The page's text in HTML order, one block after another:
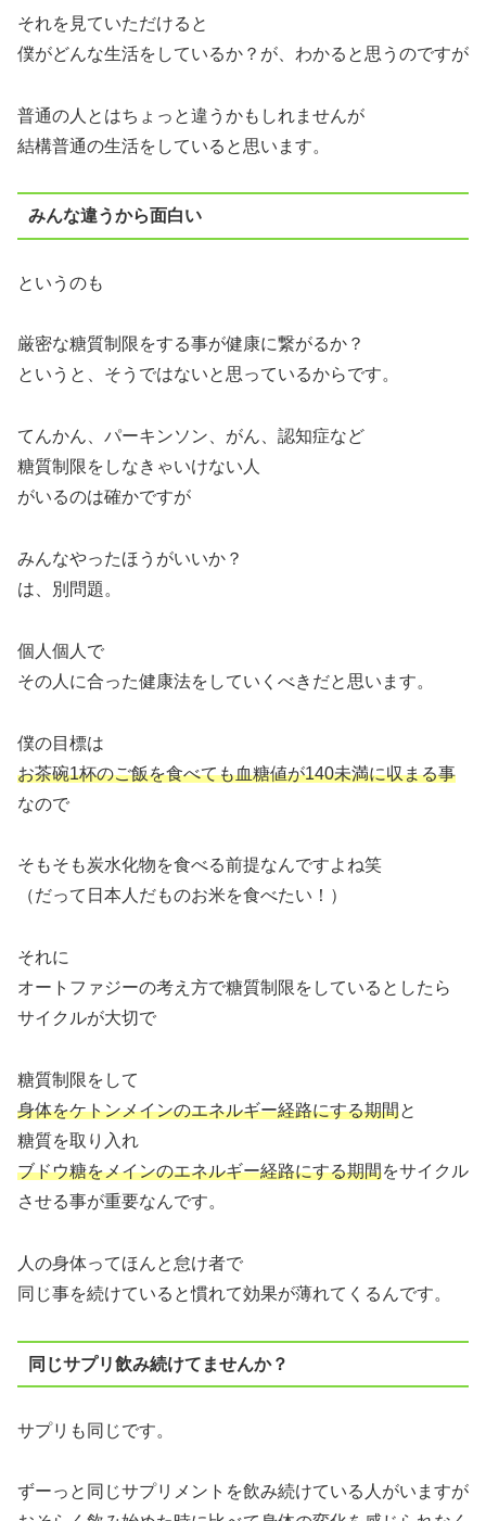
それを見ていただけると
僕がどんな生活をしているか？が、わかると思うのですが
普通の人とはちょっと違うかもしれませんが
結構普通の生活をしていると思います。
みんな違うから面白い
というのも
厳密な糖質制限をする事が健康に繋がるか？
というと、そうではないと思っているからです。
てんかん、パーキンソン、がん、認知症など
糖質制限をしなきゃいけない人
がいるのは確かですが
みんなやったほうがいいか？
は、別問題。
個人個人で
その人に合った健康法をしていくべきだと思います。
僕の目標は
お茶碗1杯のご飯を食べても血糖値が140未満に収まる事
なので
そもそも炭水化物を食べる前提なんですよね笑
（だって日本人だものお米を食べたい！）
それに
オートファジーの考え方で糖質制限をしているとしたら
サイクルが大切で
糖質制限をして
身体をケトンメインのエネルギー経路にする期間と
糖質を取り入れ
ブドウ糖をメインのエネルギー経路にする期間をサイクル
させる事が重要なんです。
人の身体ってほんと怠け者で
同じ事を続けていると慣れて効果が薄れてくるんです。
同じサプリ飲み続けてませんか？
サプリも同じです。
ずーっと同じサプリメントを飲み続けている人がいますが